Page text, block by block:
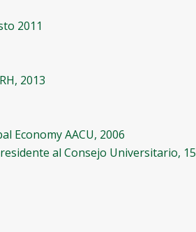
2011
2013
Economy AACU, 2006
al Consejo Universitario, 15